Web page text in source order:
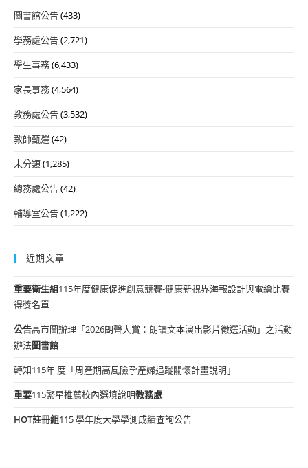
圖書館公告(433)
學務處公告(2,721)
學生事務(6,433)
家長事務(4,564)
教務處公告(3,532)
教師甄選(42)
未分類(1,285)
總務處公告(42)
輔導室公告(1,222)
近期文章
重要衛生組115年度健康促進創意競賽-健康新視界海報設計與電繪比賽
得獎名單
公告高市圖辦理「2026朗聲大賞：朗讀文本演出影片徵選活動」之活動
辦法圖書館
轉知115年 度「周產期高風險孕產婦追蹤關懷計畫說明」
重要115繁星推薦校內選填說明教務處
HOT註冊組115 學年度大學學測成績查詢公告